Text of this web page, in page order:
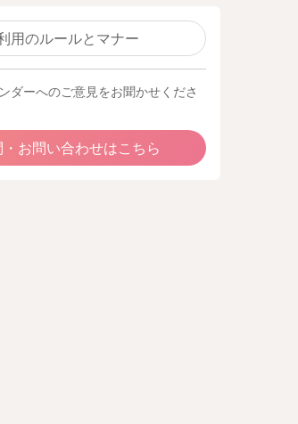
用のルールとマナー
ダーへのご意見をお聞かせくださ
・お問い合わせはこちら